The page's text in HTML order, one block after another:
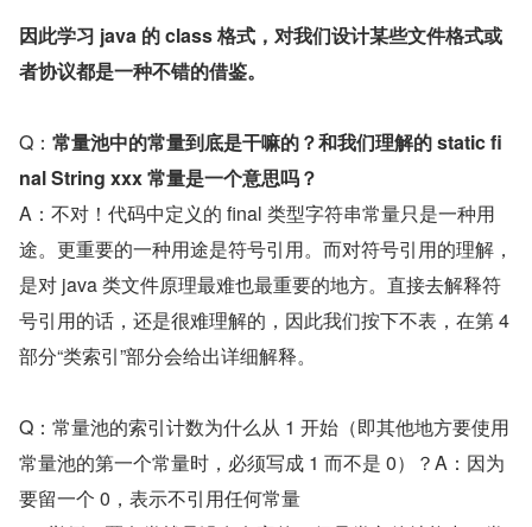
因此学习 java 的 class 格式，对我们设计某些文件格式或
者协议都是一种不错的借鉴。
Q： 常量池中的常量到底是干嘛的？和我们理解的 static fi
nal String xxx 常量是一个意思吗？
A：不对！代码中定义的 final 类型字符串常量只是一种用
途。更重要的一种用途是符号引用。而对符号引用的理解，
是对 java 类文件原理最难也最重要的地方。直接去解释符
号引用的话，还是很难理解的，因此我们按下不表，在第 4
部分“类索引”部分会给出详细解释。
Q：常量池的索引计数为什么从 1 开始（即其他地方要使用
常量池的第一个常量时，必须写成 1 而不是 0）？A：因为
要留一个 0，表示不引用任何常量